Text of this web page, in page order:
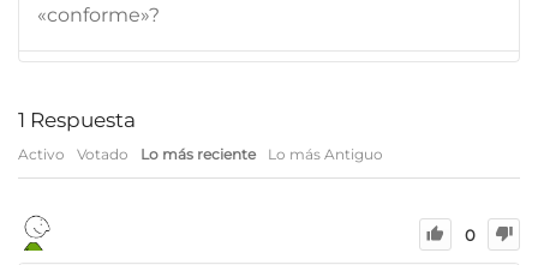
«conforme»?
1 Respuesta
Activo Votado Lo más reciente Lo más Antiguo
0